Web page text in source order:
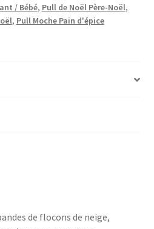
/ Bébé, Pull de Noël Père-Noël,
, Pull Moche Pain d'épice
de flocons de neige,